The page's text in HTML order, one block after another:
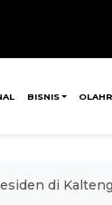
BISNIS
di Kalteng